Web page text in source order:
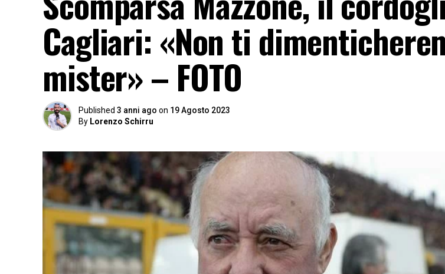
Cagliari: «Non ti
mister» – FOTO
Published 3 anni ago on 19 Agosto 2023
By Lorenzo Schirru